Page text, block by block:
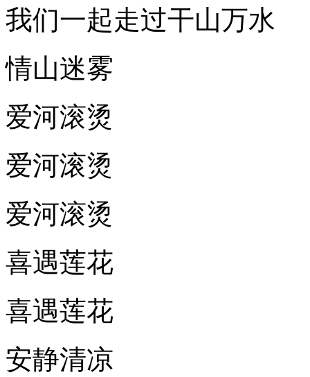
我们一起走过干山万水
情山迷雾
爱河滚烫
爱河滚烫
爱河滚烫
喜遇莲花
喜遇莲花
安静清凉